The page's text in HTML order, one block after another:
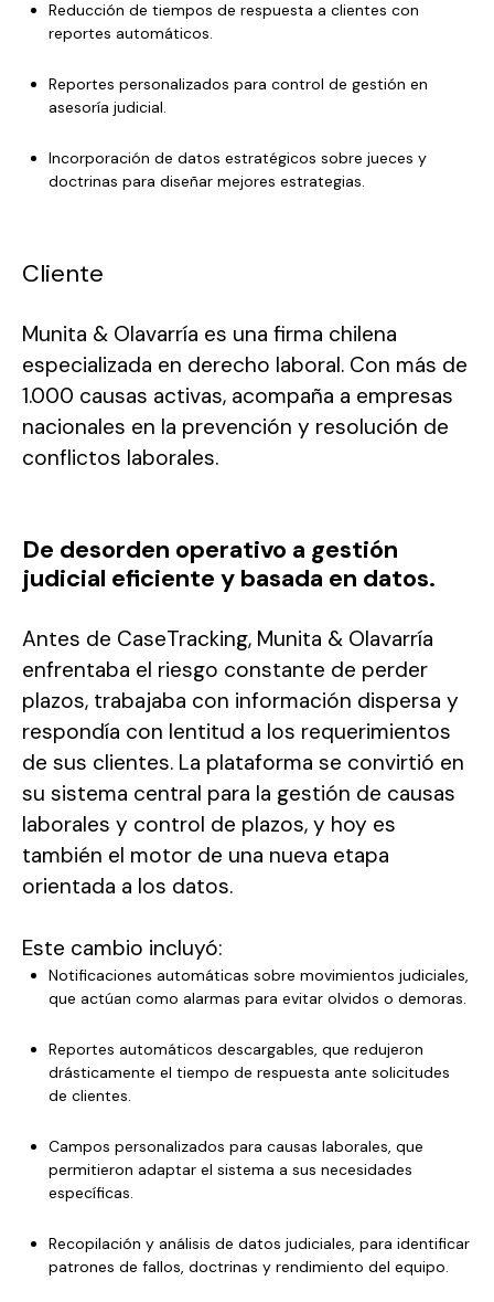
Reducción de tiempos de respuesta a clientes con
reportes automáticos.
Reportes personalizados para control de gestión en
asesoría judicial.
Incorporación de datos estratégicos sobre jueces y
doctrinas para diseñar mejores estrategias.
Cliente
Munita & Olavarría es una firma chilena
especializada en derecho laboral. Con más de
1.000 causas activas, acompaña a empresas
nacionales en la prevención y resolución de
conflictos laborales.
De desorden operativo a gestión
judicial eficiente y basada en datos.
Antes de CaseTracking, Munita & Olavarría
enfrentaba el riesgo constante de perder
plazos, trabajaba con información dispersa y
respondía con lentitud a los requerimientos
de sus clientes. La plataforma se convirtió en
su sistema central para la gestión de causas
laborales y control de plazos, y hoy es
también el motor de una nueva etapa
orientada a los datos.
Este cambio incluyó:
Notificaciones automáticas sobre movimientos judiciales,
que actúan como alarmas para evitar olvidos o demoras.
Reportes automáticos descargables, que redujeron
drásticamente el tiempo de respuesta ante solicitudes
de clientes.
Campos personalizados para causas laborales, que
permitieron adaptar el sistema a sus necesidades
específicas.
Recopilación y análisis de datos judiciales, para identificar
patrones de fallos, doctrinas y rendimiento del equipo.